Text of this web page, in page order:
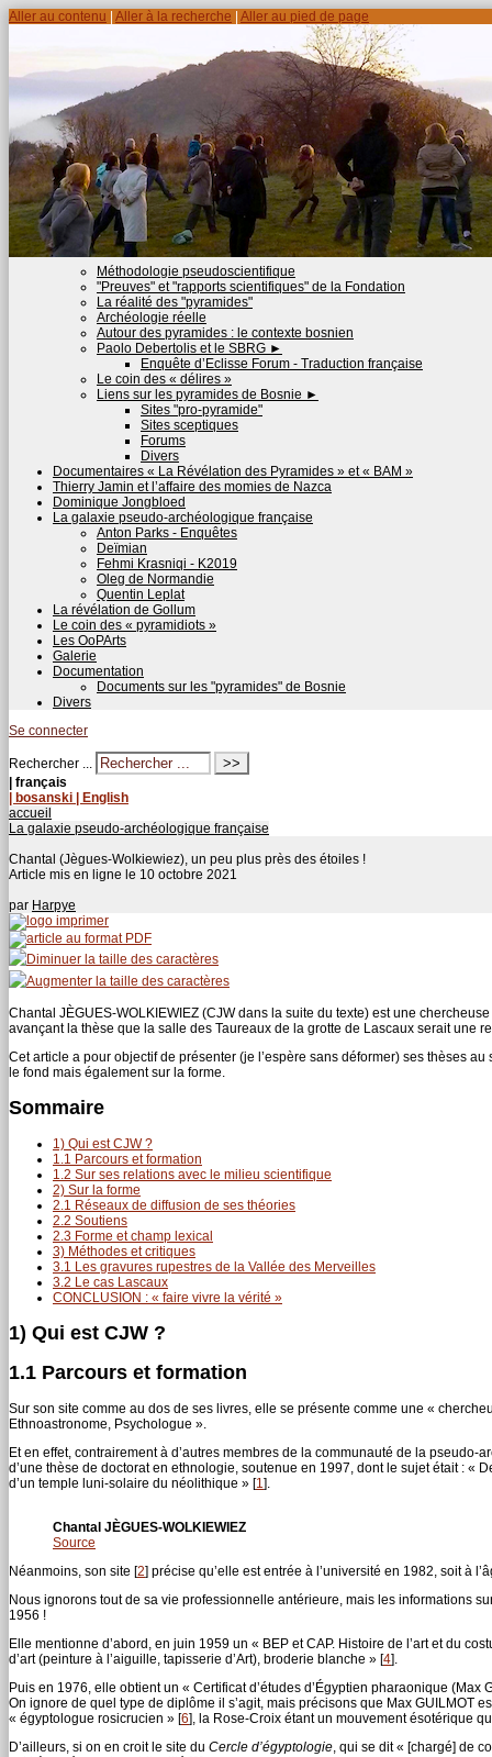
Aller au contenu Aller à la recherche Aller au pied de page
Méthodologie pseudoscientifique
"Preuves" et "rapports scientifiques" de la Fondation
La réalité des "pyramides"
Archéologie réelle
Autour des pyramides : le contexte bosnien
Paolo Debertolis et le SBRG ►
Enquête d’Eclisse Forum - Traduction française
Le coin des « délires »
Liens sur les pyramides de Bosnie ►
Sites "pro-pyramide"
Sites sceptiques
Forums
Divers
Documentaires « La Révélation des Pyramides » et « BAM »
Thierry Jamin et l’affaire des momies de Nazca
Dominique Jongbloed
La galaxie pseudo-archéologique française
Anton Parks - Enquêtes
Deïmian
Fehmi Krasniqi - K2019
Oleg de Normandie
Quentin Leplat
La révélation de Gollum
Le coin des « pyramidiots »
Les OoPArts
Galerie
Documentation
Documents sur les "pyramides" de Bosnie
Divers
Se connecter
Rechercher ...
| français
| bosanski | English
accueil
La galaxie pseudo-archéologique française
Chantal (Jègues-Wolkiewiez), un peu plus près des étoiles !
Article mis en ligne le 10 octobre 2021
par Harpye
Chantal JÈGUES-WOLKIEWIEZ (CJW dans la suite du texte) est une
avançant la thèse que la salle des Taureaux de la grotte de Lascaux serait une
Cet article a pour objectif de présenter (je l’espère sans déformer) ses thèses
le fond mais également sur la forme.
Sommaire
1) Qui est CJW ?
1.1 Parcours et formation
1.2 Sur ses relations avec le milieu scientifique
2) Sur la forme
2.1 Réseaux de diffusion de ses théories
2.2 Soutiens
2.3 Forme et champ lexical
3) Méthodes et critiques
3.1 Les gravures rupestres de la Vallée des Merveilles
3.2 Le cas Lascaux
CONCLUSION : « faire vivre la vérité »
1) Qui est CJW ?
1.1 Parcours et formation
Sur son site comme au dos de ses livres, elle se présente comme une «
Ethnoastronome, Psychologue ».
Et en effet, contrairement à d’autres membres de la communauté de la
d’une thèse de doctorat en ethnologie, soutenue en 1997, dont le sujet était :
d’un temple luni-solaire du néolithique » [1 ]
Chantal JÈGUES-WOLKIEWIEZ
Source
Néanmoins, son site [2] précise qu’elle est entrée à l’université en 1982, soit à
Nous ignorons tout de sa vie professionnelle antérieure, mais les informations
1956 !
Elle mentionne d’abord, en juin 1959 un « BEP et CAP. Histoire de l’art et du
d’art (peinture à l’aiguille, tapisserie d’Art), broderie blanche » [4]
Puis en 1976, elle obtient un « Certificat d’études d’Égyptien pharaonique (Max
On ignore de quel type de diplôme il s’agit, mais précisons que Max GUILMOT
« égyptologue rosicrucien » [6] , la Rose-Croix étant un mouvement ésotérique
D’ailleurs, si on en croit le site du Cercle d’égyptologie , qui se dit « [chargé] de